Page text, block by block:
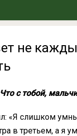
не
с тобой,
«Я слишком
в третьем, а я